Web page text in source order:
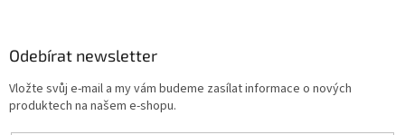
Odebírat newsletter
Vložte svůj e-mail a my vám budeme zasílat informace o nových
produktech na našem e-shopu.